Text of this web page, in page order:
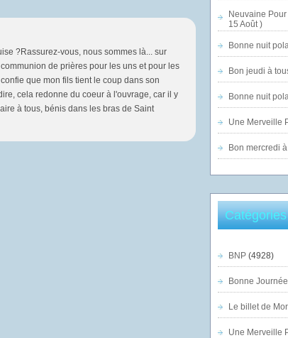
?Rassurez-vous, nous sommes là... sur
de prières pour les uns et pour les
que mon fils tient le coup dans son
cela redonne du coeur à l'ouvrage, car il y
à tous, bénis dans les bras de Saint
Neuvaine
15 Août )
Bonne nuit
Bon jeudi à
Bonne nuit
Une Merveille
Bon mercredi
Catégories
BNP(4928)
Bonne Journée
Le billet de
Une Merveille